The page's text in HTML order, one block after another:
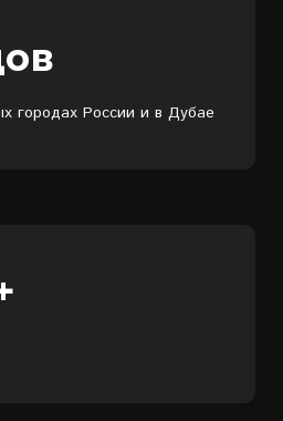
городах России и в Дубае